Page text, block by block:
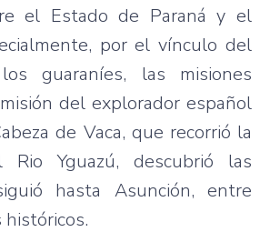
el Estado de Paraná y el
por el vínculo del
guaraníes, las misiones
del explorador español
de Vaca, que recorrió la
Rio Yguazú, descubrió las
hasta Asunción, entre